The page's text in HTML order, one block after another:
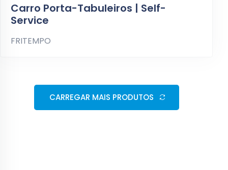
Carro Porta-Tabuleiros | Self-
Service
FRITEMPO
CARREGAR MAIS PRODUTOS